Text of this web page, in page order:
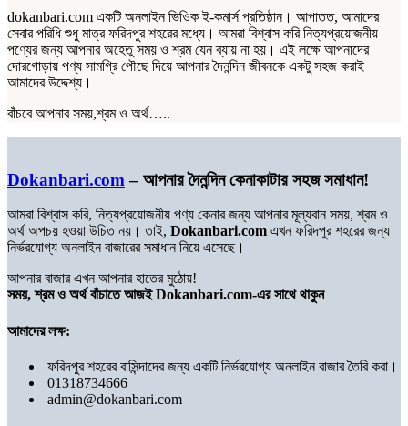
dokanbari.com একটি অনলাইন ভিওিক ই-কমার্স প্রতিষ্ঠান। আপাতত, আমাদের
সেবার পরিধি শুধু মাত্র ফরিদপুর শহরের মধ্যে। আমরা বিশ্বাস করি নিত্যপ্রয়োজনীয়
পণ্যের জন্য আপনার অহেতু সময় ও শ্রম যেন ব্যায় না হয়। এই লক্ষে আপনাদের
দোরগোড়ায় পণ্য সামগ্রি পৌছে দিয়ে আপনার দৈনন্দিন জীবনকে একটু সহজ করাই
আমাদের উদ্দেশ্য।
বাঁচবে আপনার সময়,শ্রম ও অর্থ…..
Dokanbari.com – আপনার দৈনন্দিন কেনাকাটার সহজ সমাধান!
আমরা বিশ্বাস করি, নিত্যপ্রয়োজনীয় পণ্য কেনার জন্য আপনার মূল্যবান সময়, শ্রম ও
অর্থ অপচয় হওয়া উচিত নয়। তাই, Dokanbari.com এখন ফরিদপুর শহরের জন্য
নির্ভরযোগ্য অনলাইন বাজারের সমাধান নিয়ে এসেছে।
আপনার বাজার এখন আপনার হাতের মুঠোয়!
সময়, শ্রম ও অর্থ বাঁচাতে আজই Dokanbari.com-এর সাথে থাকুন
আমাদের লক্ষ:
ফরিদপুর শহরের বাসিন্দাদের জন্য একটি নির্ভরযোগ্য অনলাইন বাজার তৈরি করা।
01318734666
admin@dokanbari.com